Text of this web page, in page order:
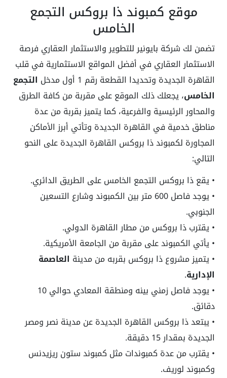
موقع كمبوند ذا بروكس التجمع
الخامس
تضمن لك شركة بايونير للتطوير والاستثمار العقاري فرصة
الاستثمار العقاري في أفضل المواقع الاستثمارية في قلب
القاهرة الجديدة وتحديدا القطعة رقم 1 أول مدخل
التجمع
الخامس، يجعلك ذلك الموقع على مقربة من كافة الطرق
والمحاور الرئيسية والفرعية، كما يتميز بقربة من عدة
مناطق خدمية في القاهرة الجديدة وتأتي أبرز الأماكن
المجاورة لكمبوند ذا بروكس القاهرة الجديدة على النحو
التالي:
• يقع ذا بروكس التجمع الخامس على الطريق الدائري.
• يوجد فاصل 600 متر بين الكمبوند وشارع التسعين
الجنوبي.
• يقترب ذا بروكس من مطار القاهرة الدولي.
• يأتي الكمبوند على مقربة من الجامعة الأمريكية.
• يتميز مشروع ذا بروكس بقربه من مدينة العاصمة
الإدارية.
• يوجد فاصل زمني بينه ومنطقة المعادي حوالي 10
دقائق.
• يبتعد ذا بروكس القاهرة الجديدة عن مدينة نصر ومصر
الجديدة بمقدار 15 دقيقة.
• يقترب من عدة كمبوندات مثل كمبوند ستون ريزيدنس
وكمبوند لوريف.